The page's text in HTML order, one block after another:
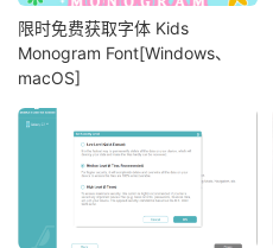
限时免费获取字体 Kids
Monogram Font[Windows、
macOS]